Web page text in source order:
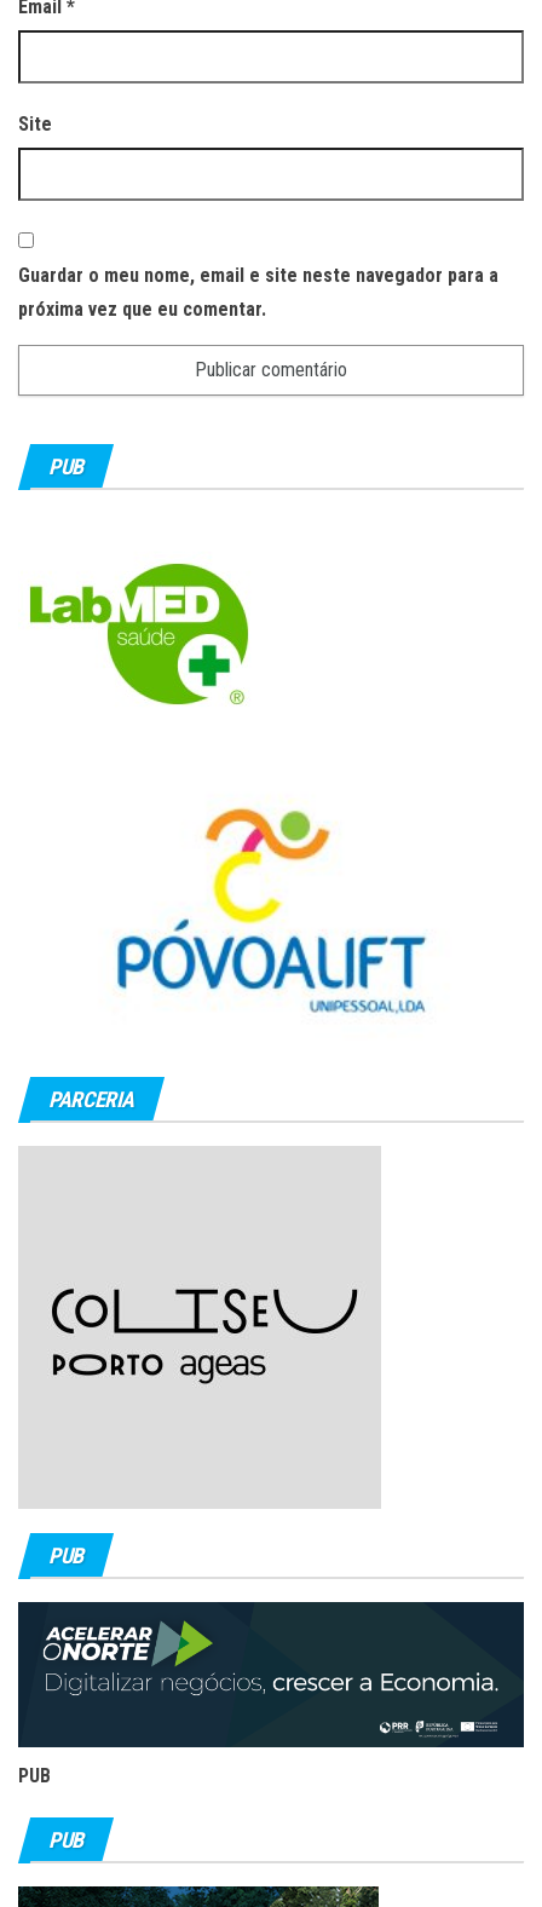
Email *
Site
Guardar o meu nome, email e site neste navegador para a
próxima vez que eu comentar.
PUB
PARCERIA
PUB
PUB
PUB